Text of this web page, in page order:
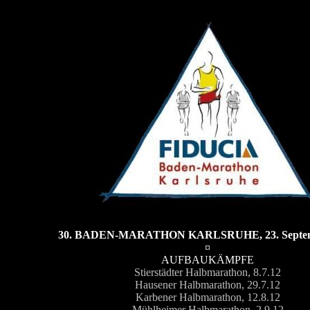
30. BADEN-MARATHON KARLSRUHE, 23.
¤
AUFBAUKÄMPFE
Stierstädter Halbmarathon, 8.7.12
Hausener Halbmarathon, 29.7.12
Karbener Halbmarathon, 12.8.12